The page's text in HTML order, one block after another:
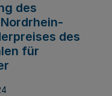
des
des
für